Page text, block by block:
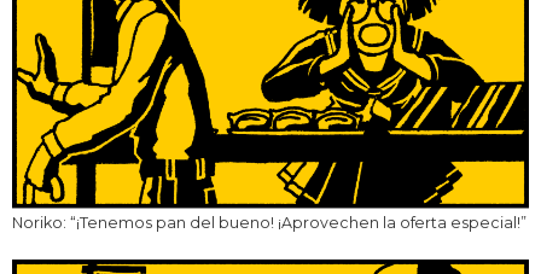
Noriko: “¡Tenemos pan del bueno! ¡Aprovechen la oferta especial!”